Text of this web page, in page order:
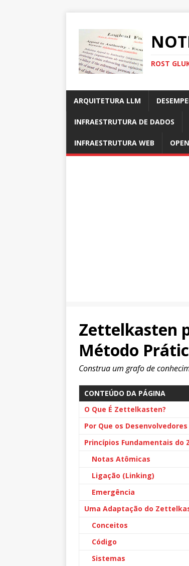
ROST
ARQUITETURA LLM
INFRAESTRUTURA DE DADOS
INFRAESTRUTURA WEB
Zettelkasten
Método
Construa um grafo de
CONTEÚDO DA PÁGINA
O Que É Zettelkasten?
Por Que os
Princípios Fundamentais
Notas Atômicas
Ligação (Linking)
Emergência
Uma Adaptação do
Conceitos
Código
Sistemas